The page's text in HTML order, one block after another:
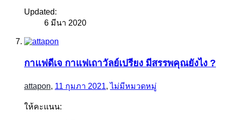
Updated:
6 มีนา 2020
กาแฟดีเจ กาแฟเถาวัลย์เปรียง มีสรรพคุณยังไง ?
attapon, 11 กุมภา 2021,ไม่มีหมวดหมู่
ให้คะแนน: